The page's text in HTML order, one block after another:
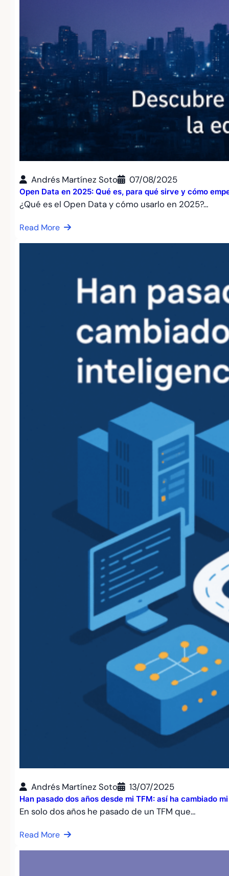
Andrés Martínez Soto 07/08/2025
Open Data en 2025: Qué es, para qué sirve y cómo
¿Qué es el Open Data y cómo usarlo en 2025?…
Read More
Andrés Martínez Soto 13/07/2025
Han pasado dos años desde mi TFM: así ha cambiado
En solo dos años he pasado de un TFM que…
Read More